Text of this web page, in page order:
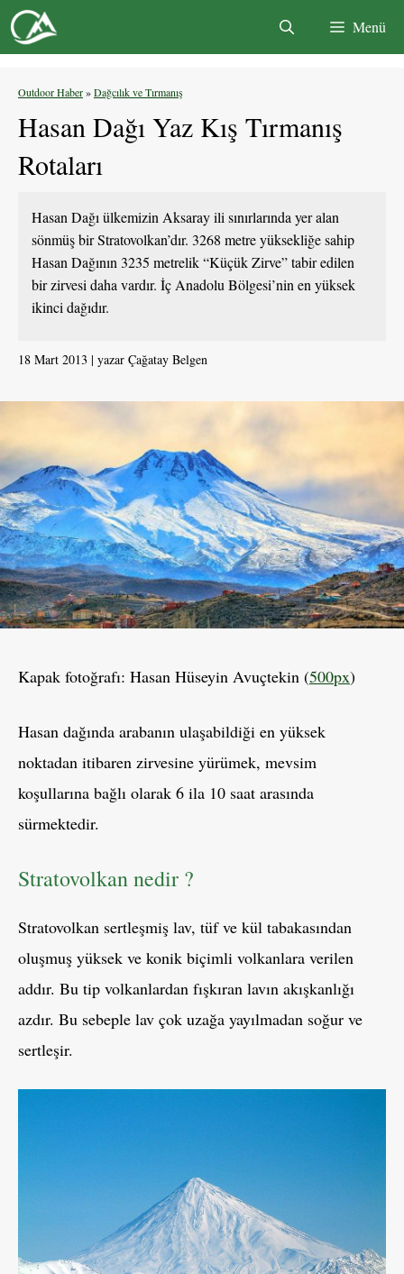
İçeriğe
atla
Menü
Outdoor Haber»Dağcılık ve Tırmanış
Hasan Dağı Yaz Kış Tırmanış
Rotaları
Hasan Dağı ülkemizin Aksaray ili sınırlarında yer alan
sönmüş bir Stratovolkan’dır. 3268 metre yüksekliğe sahip
Hasan Dağının 3235 metrelik “Küçük Zirve” tabir edilen
bir zirvesi daha vardır. İç Anadolu Bölgesi’nin en yüksek
ikinci dağıdır.
18 Mart 2013 yazar Çağatay Belgen
Kapak fotoğrafı: Hasan Hüseyin Avuçtekin (500px)
Hasan dağında arabanın ulaşabildiği en yüksek
noktadan itibaren zirvesine yürümek, mevsim
koşullarına bağlı olarak 6 ila 10 saat arasında
sürmektedir.
Stratovolkan nedir ?
Stratovolkan sertleşmiş lav, tüf ve kül tabakasından
oluşmuş yüksek ve konik biçimli volkanlara verilen
addır. Bu tip volkanlardan fışkıran lavın akışkanlığı
azdır. Bu sebeple lav çok uzağa yayılmadan soğur ve
sertleşir.